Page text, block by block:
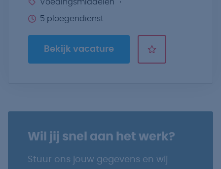
Voedingsmiddelen
5 ploegendienst
Bekijk vacature
Wil jij snel aan het werk?
Stuur ons jouw gegevens en wij